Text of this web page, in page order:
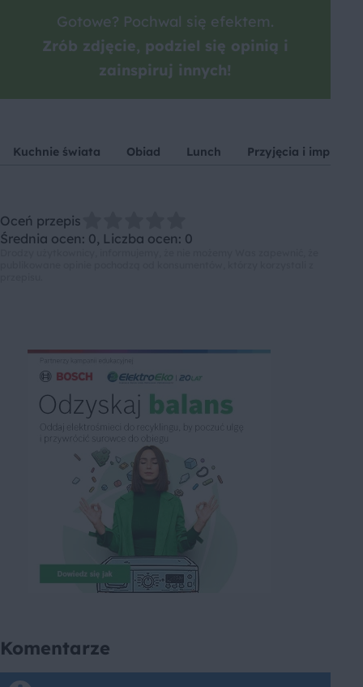
Gotowe? Pochwal się efektem.
Zrób zdjęcie, podziel się opinią i
zainspiruj innych!
Kuchnie świata Obiad Lunch Przyjęcia i imprezy
Oceń przepis
Średnia ocen: 0, Liczba ocen: 0
Komentarze